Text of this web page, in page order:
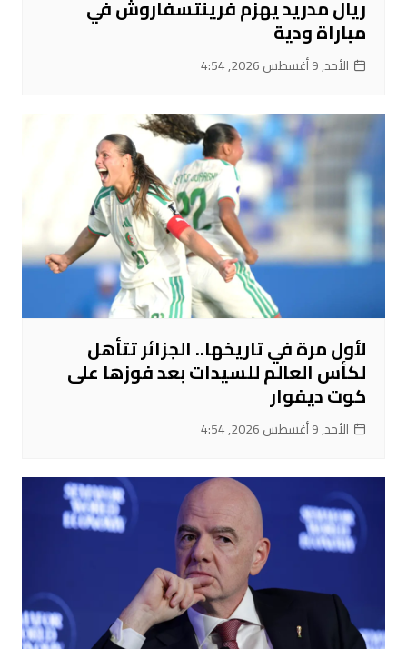
ريال مدريد يهزم فرينتسفاروش في
مباراة ودية
الأحد, 9 أغسطس 2026, 4:54
لأول مرة في تاريخها.. الجزائر تتأهل
لكأس العالم للسيدات بعد فوزها على
كوت ديفوار
الأحد, 9 أغسطس 2026, 4:54